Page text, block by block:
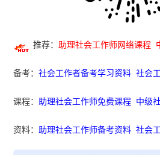
推荐： 助理社会工作师网络课程
备考：社会工作者备考学习资料 社会
课程： 助理社会工作师免费课程 中级
资料： 助理社会工作师备考资料 社会